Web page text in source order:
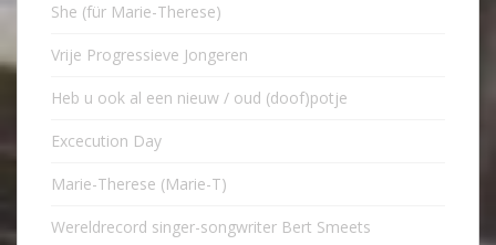
She (für Marie-Therese)
Vrije Progressieve Jongeren
Heb u ook al een nieuw / oud (doof)potje
Excecution Day
Marie-Therese (Marie-T)
Wereldrecord singer-songwriter Bert Smeets